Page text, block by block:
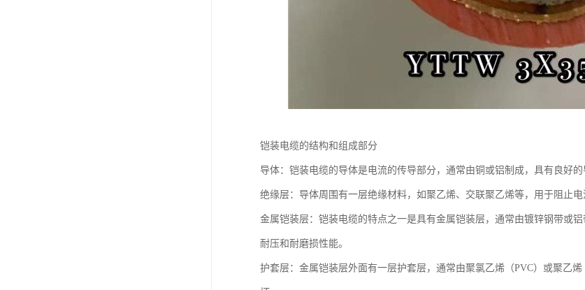
铠装电缆的结构和组成部分
导体：铠装电缆的导体是电流的传导部分，通常由铜或铝制成，具有良好的
绝缘层：导体周围有一层绝缘材料，如聚乙烯、交联聚乙烯等，用于阻止电
金属铠装层：铠装电缆的特点之一是具有金属铠装层，通常由镀锌钢带或
耐压和耐磨损性能。
护套层：金属铠装层外面有一层护套层，通常由聚氯乙烯（PVC）或聚乙